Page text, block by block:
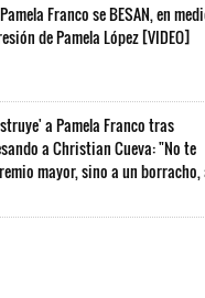
Franco se BESAN, en
de Pamela López [VIDEO]
a Pamela Franco tras
a Christian Cueva: "No te
mayor, sino a un borracho,